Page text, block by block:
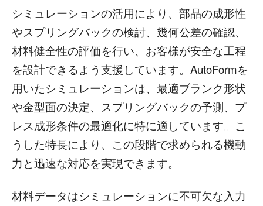
シミュレーションの活用により、部品の成形性
やスプリングバックの検討、幾何公差の確認、
材料健全性の評価を行い、お客様が安全な工程
を設計できるよう支援しています。AutoFormを
用いたシミュレーションは、最適ブランク形状
や金型面の決定、スプリングバックの予測、プ
レス成形条件の最適化に特に適しています。こ
うした特長により、この段階で求められる機動
力と迅速な対応を実現できます。
材料データはシミュレーションに不可欠な入力